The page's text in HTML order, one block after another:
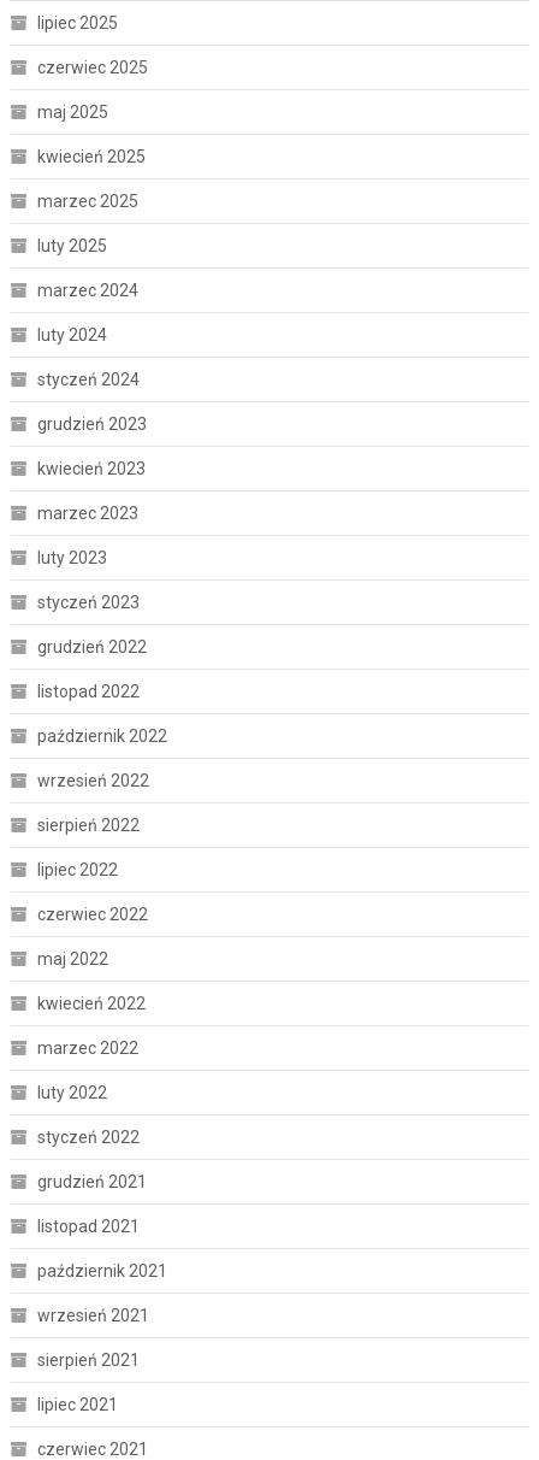
lipiec 2025
czerwiec 2025
maj 2025
kwiecień 2025
marzec 2025
luty 2025
marzec 2024
luty 2024
styczeń 2024
grudzień 2023
kwiecień 2023
marzec 2023
luty 2023
styczeń 2023
grudzień 2022
listopad 2022
październik 2022
wrzesień 2022
sierpień 2022
lipiec 2022
czerwiec 2022
maj 2022
kwiecień 2022
marzec 2022
luty 2022
styczeń 2022
grudzień 2021
listopad 2021
październik 2021
wrzesień 2021
sierpień 2021
lipiec 2021
czerwiec 2021